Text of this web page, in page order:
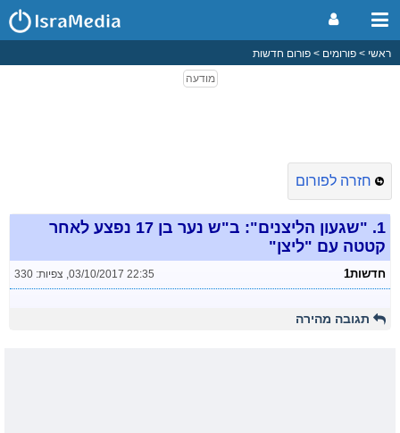
ראשי פורומים פורום חדשות
חזרה לפורום
1.
"שגעון הליצנים": ב"ש נער בן 17 נפצע לאחר
קטטה עם "ליצן"
חדשות1 03/10/2017 22:35
, צפיות: 330
תגובה מהירה